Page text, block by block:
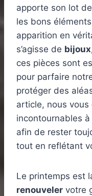
apporte son lot
les bons
apparition en
s’agisse de bijoux
ces pièces sont
pour parfaire
protéger des
article, nous vous
incontournables
afin de rester
tout en reflétant
Le printemps est
renouveler votre